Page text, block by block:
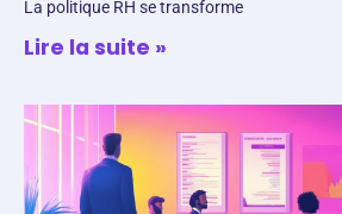
La politique RH se transforme
Lire la suite »